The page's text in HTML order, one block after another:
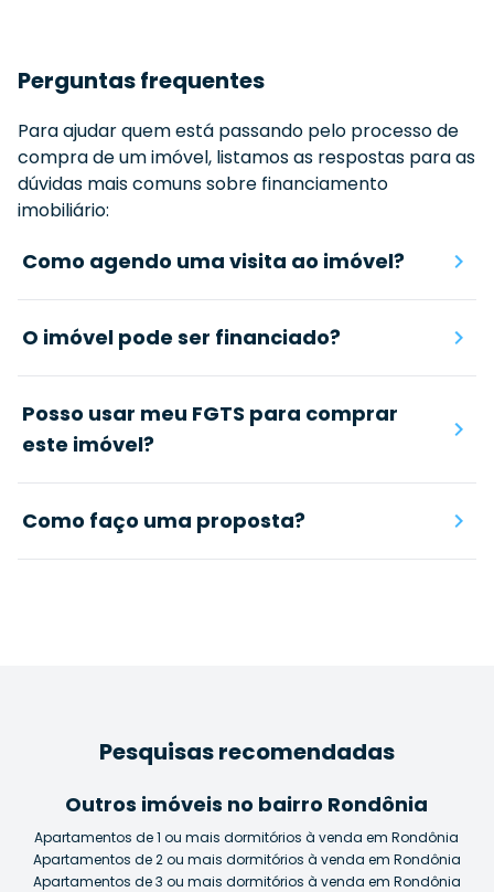
Perguntas frequentes
Para ajudar quem está passando pelo processo de
compra de um imóvel, listamos as respostas para as
dúvidas mais comuns sobre financiamento
imobiliário:
Como agendo uma visita ao imóvel?
O imóvel pode ser financiado?
Posso usar meu FGTS para comprar
este imóvel?
Como faço uma proposta?
Pesquisas recomendadas
Outros imóveis no bairro Rondônia
Apartamentos de 1 ou mais dormitórios à venda em Rondônia
Apartamentos de 2 ou mais dormitórios à venda em Rondônia
Apartamentos de 3 ou mais dormitórios à venda em Rondônia